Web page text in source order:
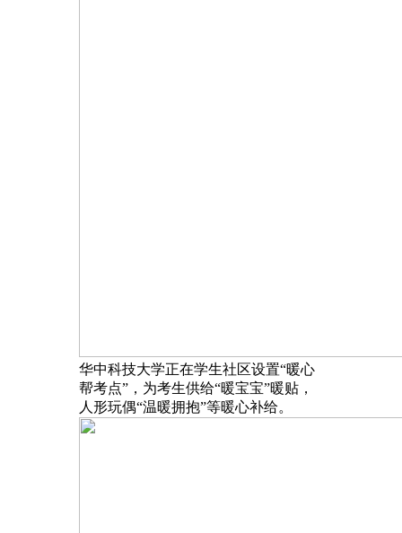
华中科技大学正在学生社区设置“暖心
帮考点”，为考生供给“暖宝宝”暖贴，
人形玩偶“温暖拥抱”等暖心补给。